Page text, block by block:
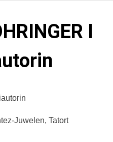
I
in der Münchner Altstadt.